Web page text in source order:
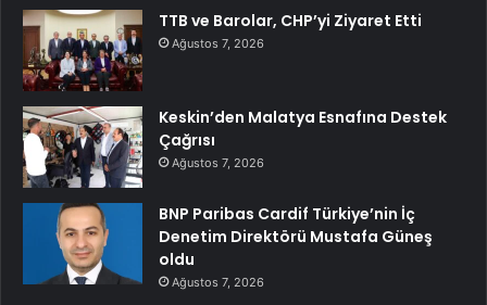
TTB ve Barolar, CHP’yi Ziyaret Etti
Ağustos 7, 2026
Keskin’den Malatya Esnafına Destek
Çağrısı
Ağustos 7, 2026
BNP Paribas Cardif Türkiye’nin İç
Denetim Direktörü Mustafa Güneş
oldu
Ağustos 7, 2026